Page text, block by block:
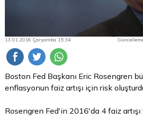
13.01.2016 Çarşamba 15:34
Boston Fed Başkanı Eric Rosengren
enflasyonun faiz artışı için risk
Rosengren Fed'in 2016'da 4 faiz